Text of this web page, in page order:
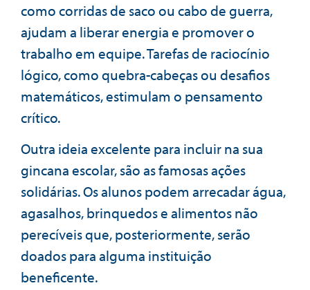
como corridas de saco ou cabo de guerra,
ajudam a liberar energia e promover o
trabalho em equipe. Tarefas de raciocínio
lógico, como quebra-cabeças ou desafios
matemáticos, estimulam o pensamento
crítico.
Outra ideia excelente para incluir na sua
gincana escolar, são as famosas ações
solidárias. Os alunos podem arrecadar água,
agasalhos, brinquedos e alimentos não
perecíveis que, posteriormente, serão
doados para alguma instituição
beneficente.